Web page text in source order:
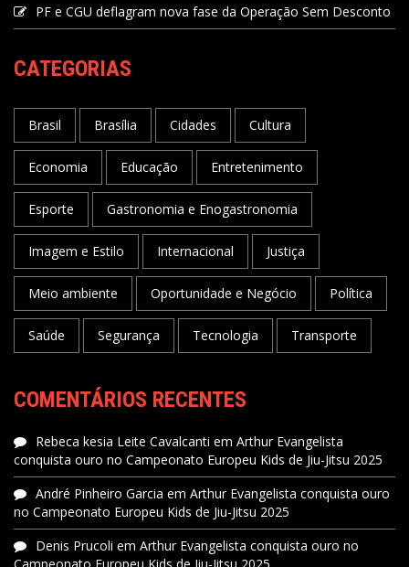
PF e CGU deflagram nova fase da Operação Sem Desconto
CATEGORIAS
Brasil Brasília Cidades Cultura
Economia Educação Entretenimento
Esporte Gastronomia e Enogastronomia
Imagem e Estilo Internacional Justiça
Meio ambiente Oportunidade e Negócio Política
Saúde Segurança Tecnologia Transporte
COMENTÁRIOS RECENTES
Rebeca kesia Leite Cavalcanti em Arthur Evangelista
conquista ouro no Campeonato Europeu Kids de Jiu-Jitsu 2025
André Pinheiro Garcia em Arthur Evangelista conquista ouro
no Campeonato Europeu Kids de Jiu-Jitsu 2025
Denis Prucoli em Arthur Evangelista conquista ouro no